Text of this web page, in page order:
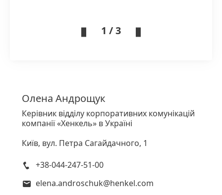
1 / 3
Олена Андрощук
Керівник відділу корпоративних комунікацій
компанії «Хенкель» в Україні
Київ, вул. Петра Сагайдачного, 1
+38-044-247-51-00
elena.androschuk@henkel.com